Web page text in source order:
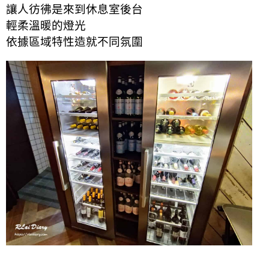
讓人彷彿是來到休息室後台
輕柔溫暖的燈光
依據區域特性造就不同氛圍